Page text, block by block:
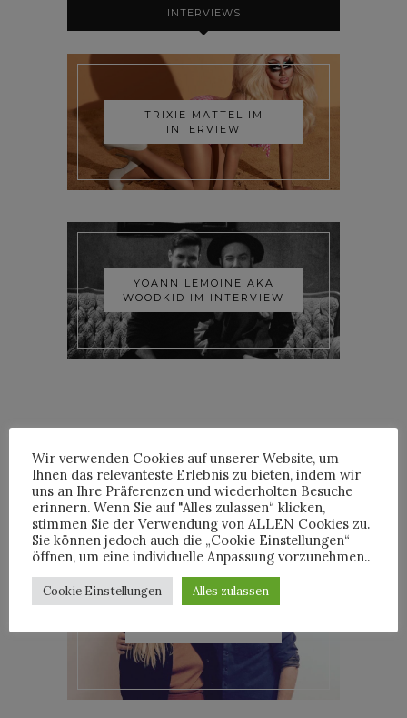
INTERVIEWS
TRIXIE MATTEL IM
INTERVIEW
YOANN LEMOINE AKA
WOODKID IM INTERVIEW
ROOSEVELT IM INTERVIEW
Wir verwenden Cookies auf unserer Website, um
Ihnen das relevanteste Erlebnis zu bieten, indem wir
uns an Ihre Präferenzen und wiederholten Besuche
erinnern. Wenn Sie auf "Alles zulassen“ klicken,
stimmen Sie der Verwendung von ALLEN Cookies zu.
Sie können jedoch auch die „Cookie Einstellungen“
öffnen, um eine individuelle Anpassung vorzunehmen..
Cookie Einstellungen Alles zulassen